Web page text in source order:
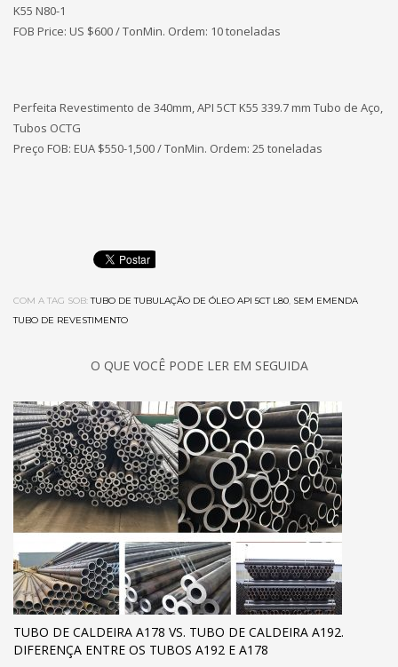
K55 N80-1
FOB Price: US $600 / TonMin. Ordem: 10 toneladas
Perfeita Revestimento de 340mm, API 5CT K55 339.7 mm Tubo de Aço,
Tubos OCTG
Preço FOB: EUA $550-1,500 / TonMin. Ordem: 25 toneladas
COM A TAG SOB: TUBO DE TUBULAÇÃO DE ÓLEO API 5CT L80, SEM EMENDA
TUBO DE REVESTIMENTO
O QUE VOCÊ PODE LER EM SEGUIDA
TUBO DE CALDEIRA A178 VS. TUBO DE CALDEIRA A192.
DIFERENÇA ENTRE OS TUBOS A192 E A178